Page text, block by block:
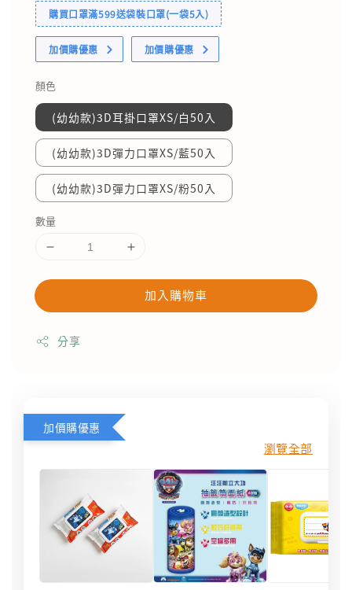
購買口罩滿599送袋裝口罩(一袋5入)
加價購優惠 加價購優惠
顏色
(幼幼款)3D耳掛口罩XS/白50入
(幼幼款)3D彈力口罩XS/藍50入
(幼幼款)3D彈力口罩XS/粉50入
數量
加入購物車
分享
加價購優惠
瀏覽全部